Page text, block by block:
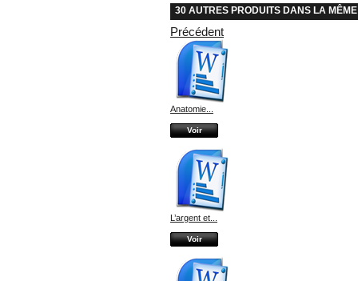
30 AUTRES PRODUITS DANS LA
Précédent
Anatomie...
Voir
L’argent et...
Voir